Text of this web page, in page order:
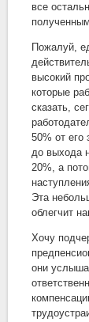
все
Пожалуй,
высокий
которые
сказать,
50% от его
до выхода
20%, а
Эта
облегчит
Хочу
они